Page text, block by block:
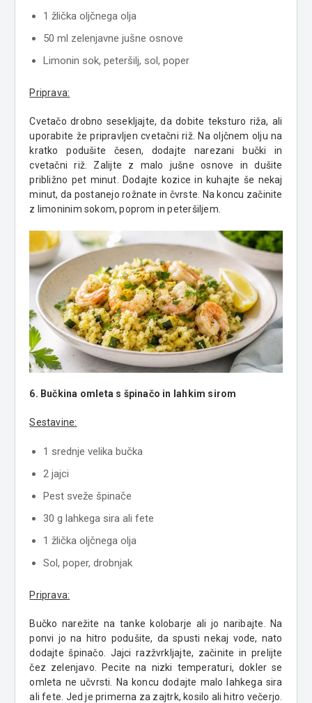
1 žlička oljčnega olja
50 ml zelenjavne jušne osnove
Limonin sok, peteršilj, sol, poper
Priprava:
Cvetačo drobno sesekljajte, da dobite teksturo riža, ali
uporabite že pripravljen cvetačni riž. Na oljčnem olju na
kratko podušite česen, dodajte narezani bučki in
cvetačni riž. Zalijte z malo jušne osnove in dušite
približno pet minut. Dodajte kozice in kuhajte še nekaj
minut, da postanejo rožnate in čvrste. Na koncu začinite
z limoninim sokom, poprom in peteršiljem.
6. Bučkina omleta s špinačo in lahkim sirom
Sestavine:
1 srednje velika bučka
2 jajci
Pest sveže špinače
30 g lahkega sira ali fete
1 žlička oljčnega olja
Sol, poper, drobnjak
Priprava:
Bučko narežite na tanke kolobarje ali jo naribajte. Na
ponvi jo na hitro podušite, da spusti nekaj vode, nato
dodajte špinačo. Jajci razžvrkljajte, začinite in prelijte
čez zelenjavo. Pecite na nizki temperaturi, dokler se
omleta ne učvrsti. Na koncu dodajte malo lahkega sira
ali fete. Jed je primerna za zajtrk, kosilo ali hitro večerjo.